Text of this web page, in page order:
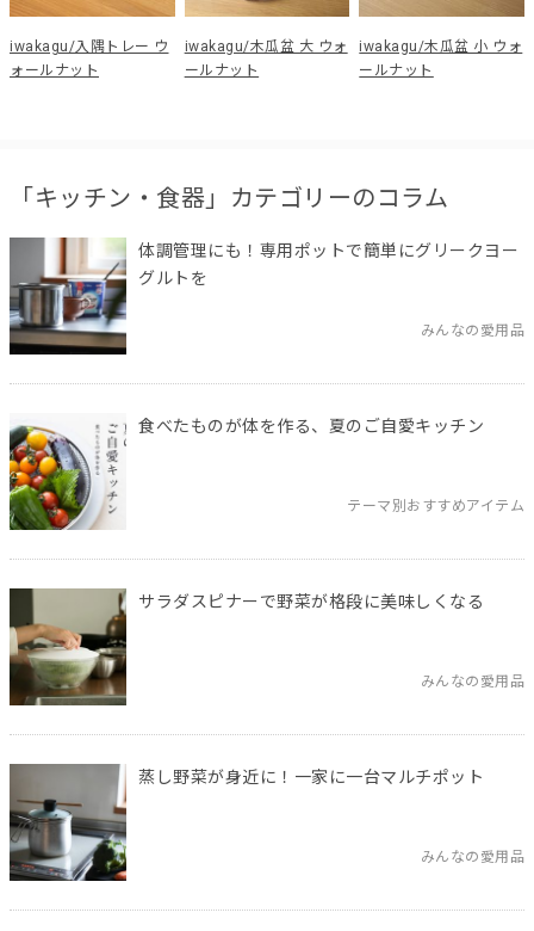
iwakagu/入隅トレー ウ
ォールナット
iwakagu/木瓜盆 大 ウォ
ールナット
iwakagu/木瓜盆 小 ウォ
ールナット
「キッチン・食器」カテゴリーのコラム
体調管理にも！専用ポットで簡単にグリークヨー
グルトを
みんなの愛用品
食べたものが体を作る、夏のご自愛キッチン
テーマ別おすすめアイテム
サラダスピナーで野菜が格段に美味しくなる
みんなの愛用品
蒸し野菜が身近に！一家に一台マルチポット
みんなの愛用品